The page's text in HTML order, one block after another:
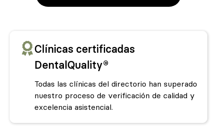
Clínicas certificadas
DentalQuality®
Todas las clínicas del directorio han superado
nuestro proceso de verificación de calidad y
excelencia asistencial.